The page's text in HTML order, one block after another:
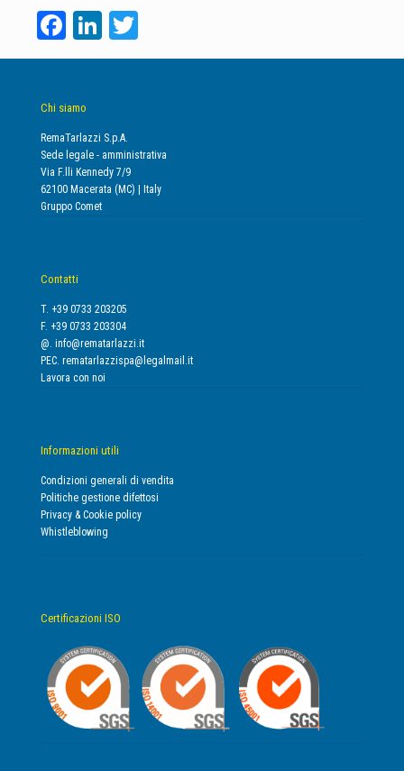
Facebook
LinkedIn
Twitter
Chi siamo
RemaTarlazzi S.p.A.
Sede legale - amministrativa
Via F.lli Kennedy 7/9
62100 Macerata (MC) | Italy
Gruppo Comet
Contatti
T. +39 0733 203205
F. +39 0733 203304
@. info@rematarlazzi.it
PEC. rematarlazzispa@legalmail.it
Lavora con noi
Informazioni utili
Condizioni generali di vendita
Politiche gestione difettosi
Privacy & Cookie policy
Whistleblowing
Certificazioni ISO